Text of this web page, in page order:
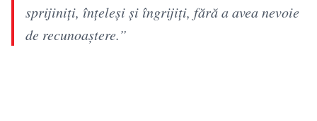
sprijiniți, înțeleși și îngrijiți, fără a avea nevoie
de recunoaștere.”